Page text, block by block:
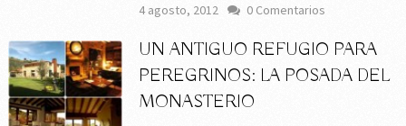
4 agosto, 2012 0 Comentarios
UN ANTIGUO REFUGIO PARA
PEREGRINOS: LA POSADA DEL
MONASTERIO